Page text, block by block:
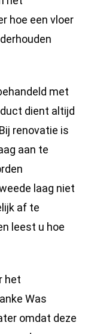
hoe een vloer
met
dient altijd
renovatie is
aan te
laag niet
af te
leest u hoe
het
Was
omdat deze